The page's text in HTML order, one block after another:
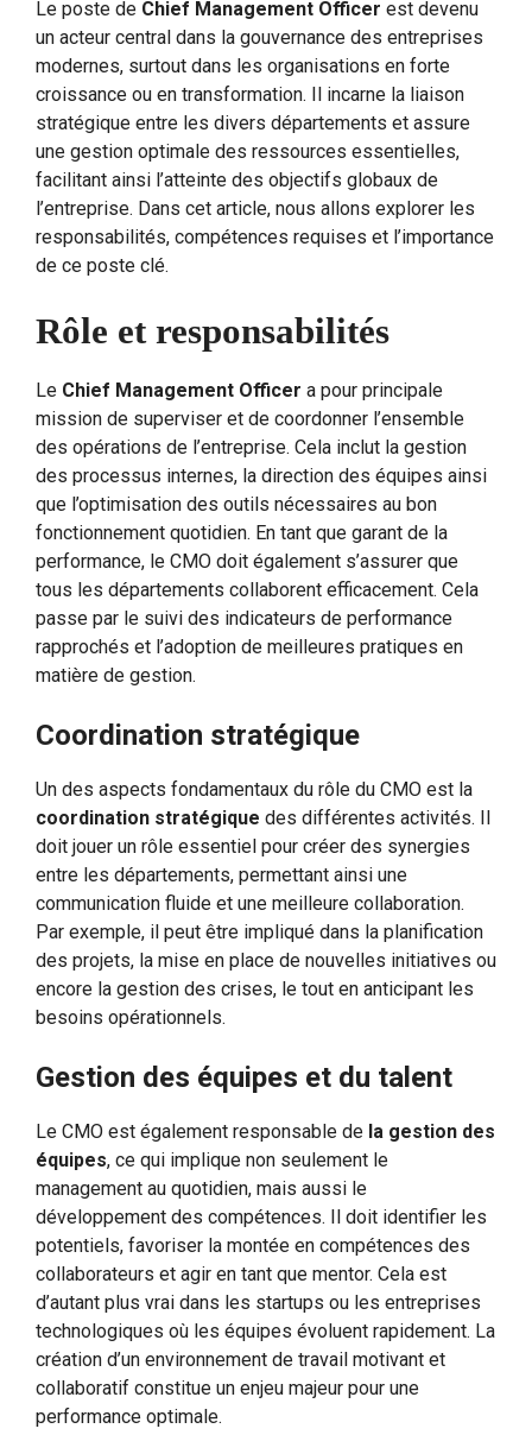
Le poste de Chief Management Officer est devenu
un acteur central dans la gouvernance des entreprises
modernes, surtout dans les organisations en forte
croissance ou en transformation. Il incarne la liaison
stratégique entre les divers départements et assure
une gestion optimale des ressources essentielles,
facilitant ainsi l’atteinte des objectifs globaux de
l’entreprise. Dans cet article, nous allons explorer les
responsabilités, compétences requises et l’importance
de ce poste clé.
Rôle et responsabilités
Le Chief Management Officer a pour principale
mission de superviser et de coordonner l’ensemble
des opérations de l’entreprise. Cela inclut la gestion
des processus internes, la direction des équipes ainsi
que l’optimisation des outils nécessaires au bon
fonctionnement quotidien. En tant que garant de la
performance, le CMO doit également s’assurer que
tous les départements collaborent efficacement. Cela
passe par le suivi des indicateurs de performance
rapprochés et l’adoption de meilleures pratiques en
matière de gestion.
Coordination stratégique
Un des aspects fondamentaux du rôle du CMO est la
coordination stratégique des différentes activités. Il
doit jouer un rôle essentiel pour créer des synergies
entre les départements, permettant ainsi une
communication fluide et une meilleure collaboration.
Par exemple, il peut être impliqué dans la planification
des projets, la mise en place de nouvelles initiatives ou
encore la gestion des crises, le tout en anticipant les
besoins opérationnels.
Gestion des équipes et du talent
Le CMO est également responsable de la gestion des
équipes, ce qui implique non seulement le
management au quotidien, mais aussi le
développement des compétences. Il doit identifier les
potentiels, favoriser la montée en compétences des
collaborateurs et agir en tant que mentor. Cela est
d’autant plus vrai dans les startups ou les entreprises
technologiques où les équipes évoluent rapidement. La
création d’un environnement de travail motivant et
collaboratif constitue un enjeu majeur pour une
performance optimale.